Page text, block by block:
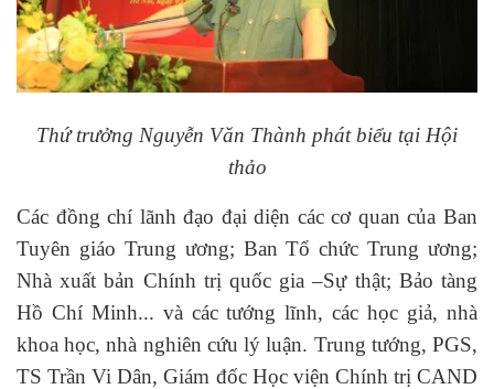
Thứ trưởng Nguyễn Văn Thành phát biểu tại Hội
thảo
Các đồng chí lãnh đạo đại diện các cơ quan của Ban
Tuyên giáo Trung ương; Ban Tổ chức Trung ương;
Nhà xuất bản Chính trị quốc gia –Sự thật; Bảo tàng
Hồ Chí Minh... và các tướng lĩnh, các học giả, nhà
khoa học, nhà nghiên cứu lý luận. Trung tướng, PGS,
TS Trần Vi Dân, Giám đốc Học viện Chính trị CAND